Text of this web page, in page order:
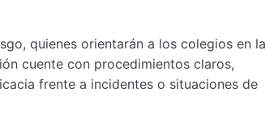
quienes orientarán a los colegios en la
cuente con procedimientos claros,
frente a incidentes o situaciones de